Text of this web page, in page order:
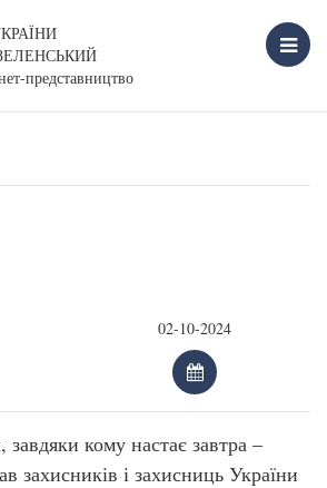
представництво
завдяки кому настає завтра –
захисників і захисниць України